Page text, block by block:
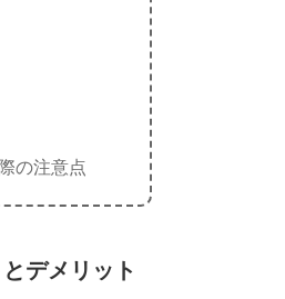
の注意点
デメリット